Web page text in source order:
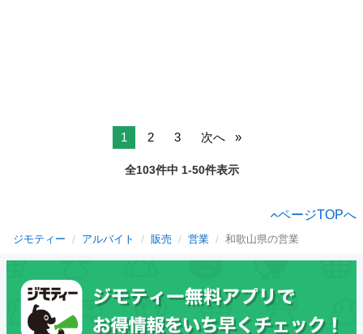
1 2 3 次へ
全103件中 1-50件表示
ページTOPへ
ジモティー アルバイト 販売 営業 和歌山県の営業